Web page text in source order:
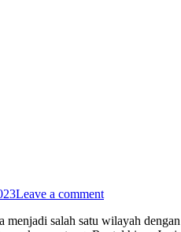
Leave a comment
salah satu wilayah